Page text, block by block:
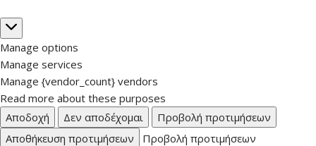
Εμπορικής
Προώθησης
Manage options
Manage services
Manage {vendor_count} vendors
Read more about these purposes
Αποδοχή
Δεν αποδέχομαι
Προβολή προτιμήσεων
Αποθήκευση προτιμήσεων
Προβολή προτιμήσεων